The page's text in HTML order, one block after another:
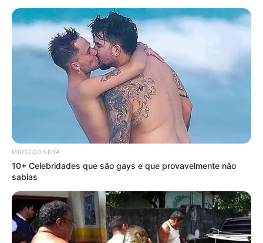
MIRSEGONDYA
10+ Celebridades que são gays e que provavelmente não
sabias